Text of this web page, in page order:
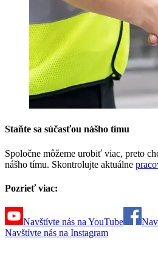
Staňte sa súčasťou nášho tímu
Spoločne môžeme urobiť viac, preto
nášho tímu. Skontrolujte aktuálne
Pozrieť viac:
Navštívte nás na YouTube
Navštívte nás na Instagram